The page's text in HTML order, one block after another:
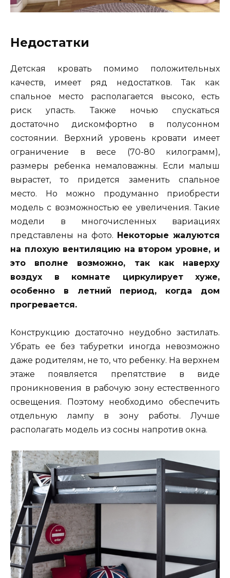
Недостатки
Детская кровать помимо положительных
качеств, имеет ряд недостатков. Так как
спальное место располагается высоко, есть
риск упасть. Также ночью спускаться
достаточно дискомфортно в полусонном
состоянии. Верхний уровень кровати имеет
ограничение в весе (70-80 килограмм),
размеры ребенка немаловажны. Если малыш
вырастет, то придется заменить спальное
место. Но можно продуманно приобрести
модель с возможностью ее увеличения. Такие
модели в многочисленных вариациях
представлены на фото. Некоторые жалуются
на плохую вентиляцию на втором уровне, и
это вполне возможно, так как наверху
воздух в комнате циркулирует хуже,
особенно в летний период, когда дом
прогревается.
Конструкцию достаточно неудобно застилать.
Убрать ее без табуретки иногда невозможно
даже родителям, не то, что ребенку. На верхнем
этаже появляется препятствие в виде
проникновения в рабочую зону естественного
освещения. Поэтому необходимо обеспечить
отдельную лампу в зону работы. Лучше
располагать модель из сосны напротив окна.